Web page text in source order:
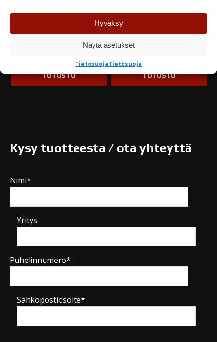
Hyväksy
Näytä asetukset
TietosuojaTietosuoja
TUTUSTU
54,28
Varastossa
TUTUSTU
Kysy tuotteesta / ota yhteyttä
Nimi*
Yritys
Puhelinnumero*
Sähköpostiosoite*